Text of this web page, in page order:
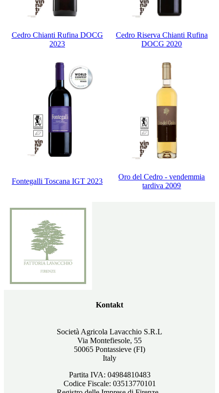
Cedro Chianti Rufina DOCG
2023
Cedro Riserva Chianti Rufina
DOCG 2020
Fontegalli Toscana IGT 2023
Oro del Cedro - vendemmia
tardiva 2009
Kontakt
Società Agricola Lavacchio S.R.L
Via Montefiesole, 55
50065 Pontassieve (FI)
Italy
Partita IVA: 04984810483
Codice Fiscale: 03513770101